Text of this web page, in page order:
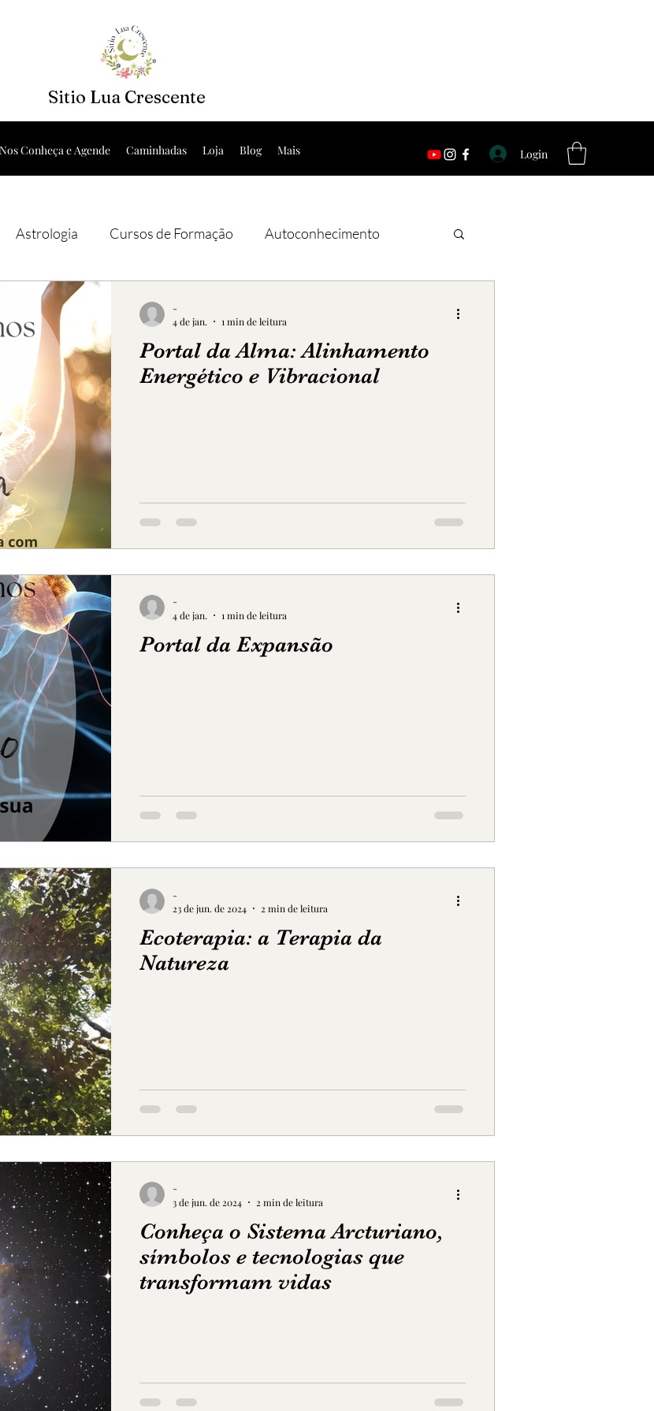
Sitio Lua Crescente
Nos Conheça e Agende Caminhadas Loja Blog Mais Login
Astrologia Cursos de Formação Autoconhecimento
Curativa
Portal da Alma: Alinhamento
Energético e Vibracional
-
4 de jan.
1 min de leitura
Portal da Expansão
-
4 de jan.
1 min de leitura
Ecoterapia: a Terapia da
Natureza
-
23 de jun. de 2024
2 min de leitura
Conheça o Sistema Arcturiano,
símbolos e tecnologias que
transformam vidas
-
3 de jun. de 2024
2 min de leitura